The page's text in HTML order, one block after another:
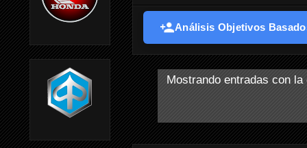
Análisis Objetivos
Mostrando entradas con